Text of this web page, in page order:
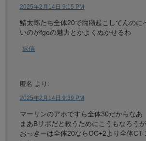
2025年2月14日 9:15 PM
鯖太郎たち全体20で癇癪起こしてんのに
いのがfgoの魅力とかよくぬかせるわ
返信
匿名 より:
2025年2月14日 9:39 PM
マーリンのアホですら全体30だからなあ
まあBサポだと救うためにこうもなろうが
おっきーは全体20ならOC+2より全体